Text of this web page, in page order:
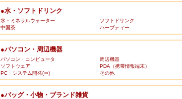
●水・ソフトドリンク
水・ミネラルウォーター ソフトドリンク
中国茶
ハーブティー
●パソコン・周辺機器
パソコン・コンピュータ 周辺機器
ソフトウェア
PDA（携帯情報端末）
PC・システム開発(⇒)
その他
●バッグ・小物・ブランド雑貨